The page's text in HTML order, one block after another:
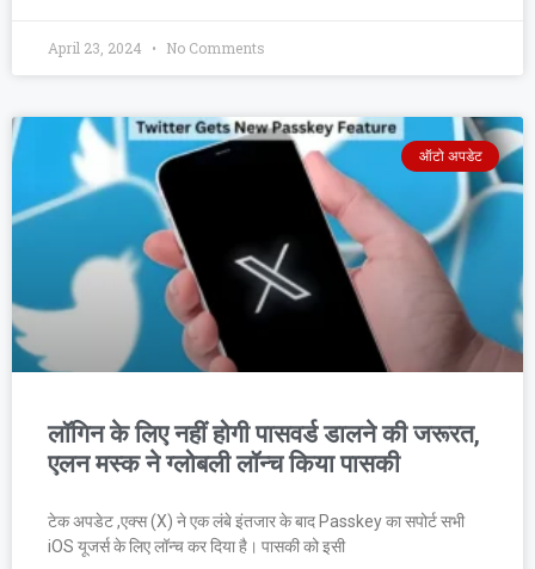
April 23, 2024 No Comments
ऑटो अपडेट
लॉगिन के लिए नहीं होगी पासवर्ड डालने की जरूरत,
एलन मस्क ने ग्लोबली लॉन्च किया पासकी
टेक अपडेट ,एक्स (X) ने एक लंबे इंतजार के बाद Passkey का सपोर्ट सभी
iOS यूजर्स के लिए लॉन्च कर दिया है। पासकी को इसी